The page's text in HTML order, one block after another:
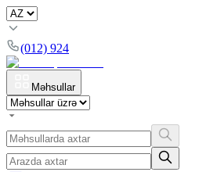
(012) 924
Məhsullar